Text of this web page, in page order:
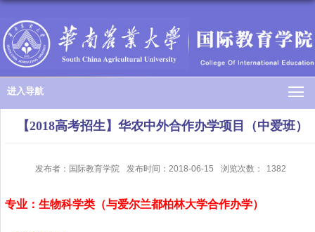
进入导航
【2018高考招生】华农中外合作办学项目（中爱班）
发布者：国际教育学院 发布时间：2018-06-15 浏览次数： 1382
专业：生物科学类（与爱尔兰都柏林大学合作办学）